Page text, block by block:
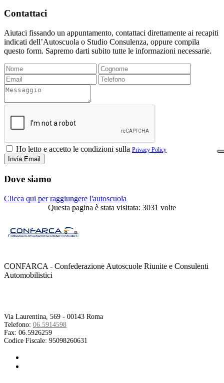
Contattaci
Aiutaci fissando un appuntamento, contattaci direttamente ai recapiti
indicati dell’Autoscuola o Studio Consulenza, oppure compila
questo form. Sapremo darti subito tutte le informazioni necessarie.
Ho letto e accetto le condizioni sulla Privacy Policy
Dove siamo
Clicca qui per raggiungere l'autoscuola
Questa pagina è stata visitata: 3031 volte
CONFARCA - Confederazione Autoscuole Riunite e Consulenti
Automobilistici
Via Laurentina, 569 - 00143 Roma
Telefono: 06.5914598
Fax: 06.5926259
Codice Fiscale: 95098260631